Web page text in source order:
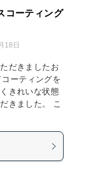
コーティング
18日
だきましたお
ーティングを
きれいな状態
きました。 こ